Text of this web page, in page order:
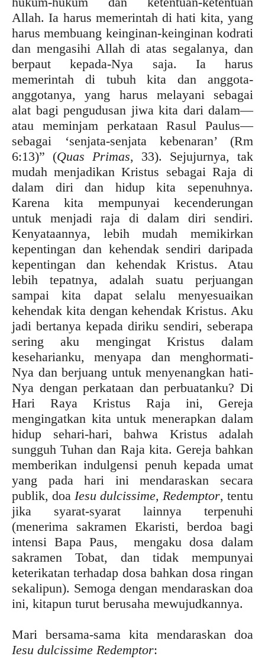
Allah. Ia harus memerintah di hati kita, yang
harus membuang keinginan-keinginan kodrati
dan mengasihi Allah di atas segalanya, dan
berpaut kepada-Nya saja. Ia harus
memerintah di tubuh kita dan anggota-
anggotanya, yang harus melayani sebagai
alat bagi pengudusan jiwa kita dari dalam—
atau meminjam perkataan Rasul Paulus—
sebagai ‘senjata-senjata kebenaran’ (Rm
6:13)” (Quas Primas, 33). Sejujurnya, tak
mudah menjadikan Kristus sebagai Raja di
dalam diri dan hidup kita sepenuhnya.
Karena kita mempunyai kecenderungan
untuk menjadi raja di dalam diri sendiri.
Kenyataannya, lebih mudah memikirkan
kepentingan dan kehendak sendiri daripada
kepentingan dan kehendak Kristus. Atau
lebih tepatnya, adalah suatu perjuangan
sampai kita dapat selalu menyesuaikan
kehendak kita dengan kehendak Kristus. Aku
jadi bertanya kepada diriku sendiri, seberapa
sering aku mengingat Kristus dalam
keseharianku, menyapa dan menghormati-
Nya dan berjuang untuk menyenangkan hati-
Nya dengan perkataan dan perbuatanku? Di
Hari Raya Kristus Raja ini, Gereja
mengingatkan kita untuk menerapkan dalam
hidup sehari-hari, bahwa Kristus adalah
sungguh Tuhan dan Raja kita. Gereja bahkan
memberikan indulgensi penuh kepada umat
yang pada hari ini mendaraskan secara
publik, doa Iesu dulcissime, Redemptor, tentu
jika syarat-syarat lainnya terpenuhi
(menerima sakramen Ekaristi, berdoa bagi
intensi Bapa Paus, mengaku dosa dalam
sakramen Tobat, dan tidak mempunyai
keterikatan terhadap dosa bahkan dosa ringan
sekalipun). Semoga dengan mendaraskan doa
ini, kitapun turut berusaha mewujudkannya.
Mari bersama-sama kita mendaraskan doa
Iesu dulcissime Redemptor: